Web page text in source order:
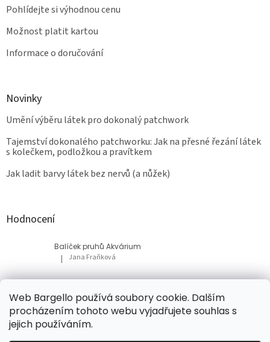
Web Bargello používá soubory cookie. Dalším
procházením tohoto webu vyjadřujete souhlas s
jejich používáním.
Pohlídejte si výhodnou cenu
Možnost platit kartou
Informace o doručování
Novinky
Umění výběru látek pro dokonalý patchwork
Tajemství dokonalého patchworku: Jak na přesné řezání látek
s kolečkem, podložkou a pravítkem
Jak ladit barvy látek bez nervů (a nůžek)
Hodnocení
Balíček pruhů Akvárium
Hodnocení produktu je 5 z 5 hvězdiček.
| Jana Fraňková
Balíček Lesní med
Hodnocení produktu je 5 z 5 hvězdiček.
| Tatiana Bacikova